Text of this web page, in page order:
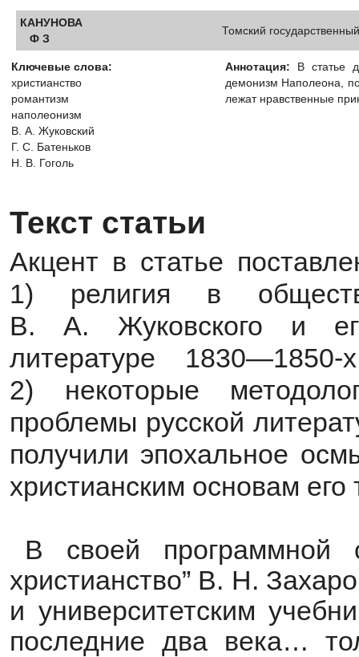
КАНУНОВА
Ф З
Томский
Ключевые слова:
христианство
романтизм
наполеонизм
В. А. Жуковский
Г. С. Батеньков
Н. В. Гоголь
Аннотация: В статье
демонизм Наполеона,
лежат нравственные
Текст статьи
Акцент в статье
1) религия в
В. А. Жуковского и
литературе
2) некоторые
проблемы русской
получили эпохальное
христианским основам его
В своей программной
христианство” В. Н.
и университетским
последние два века…